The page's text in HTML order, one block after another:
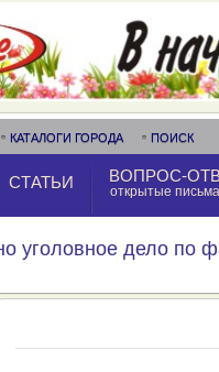
КАТАЛОГИ ГОРОДА ПОИСК
СТАТЬИ ВОПРОС-
открытые письма
уголовное дело по